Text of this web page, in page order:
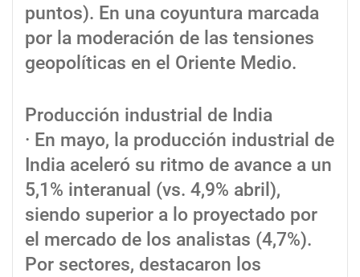
puntos). En una coyuntura marcada
por la moderación de las tensiones
geopolíticas en el Oriente Medio.
Producción industrial de India
· En mayo, la producción industrial de
India aceleró su ritmo de avance a un
5,1% interanual (vs. 4,9% abril),
siendo superior a lo proyectado por
el mercado de los analistas (4,7%).
Por sectores, destacaron los